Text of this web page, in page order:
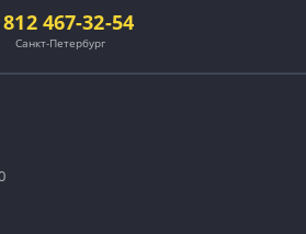
467-32-54
Санкт-Петербург